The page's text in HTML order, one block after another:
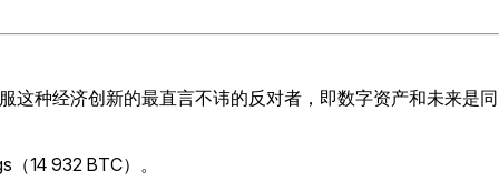
这种经济创新的最直言不讳的反对者，即数字资产和未来是同
14 932 BTC）。